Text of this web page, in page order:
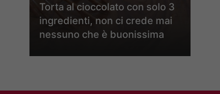
Torta al cioccolato con solo 3
ingredienti, non ci crede mai
nessuno che è buonissima